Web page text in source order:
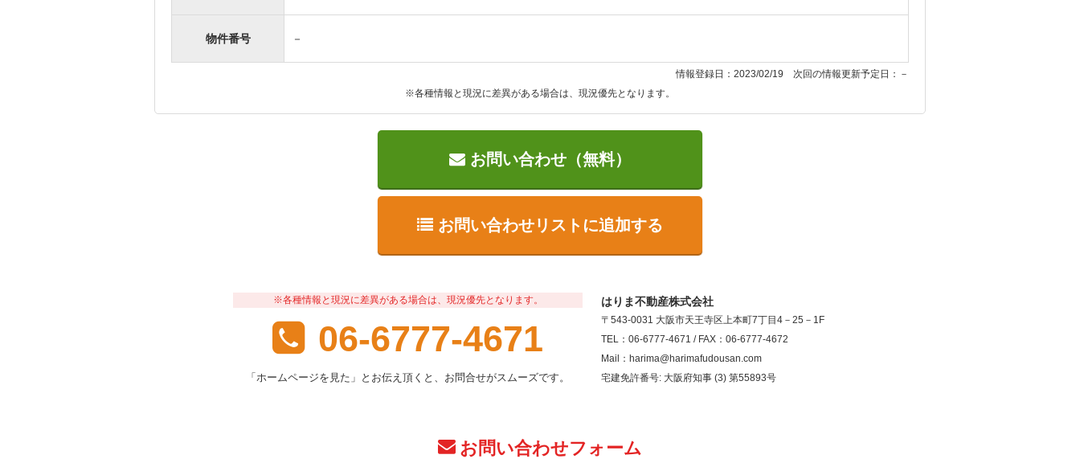
物件番号 －
情報登録日：2023/02/19 次回の情報更新予定日：－
※各種情報と現況に差異がある場合は、現況優先となります。
お問い合わせ（無料）
お問い合わせリストに追加する
※各種情報と現況に差異がある場合は、現況優先となります。
06-6777-4671
「ホームページを見た」とお伝え頂くと、お問合せがスムーズです。
はりま不動産株式会社
〒543-0031 大阪市天王寺区上本町7丁目4－25－1F
TEL：06-6777-4671 / FAX：06-6777-4672
Mail：harima@harimafudousan.com
宅建免許番号: 大阪府知事 (3) 第55893号
お問い合わせフォーム